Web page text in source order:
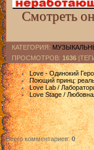
10
11
12
Смотреть
КАТЕГОРИЯ:
ПРОСМОТРОВ: 1636
Love - Одинокий
Поющий принц:
Love Lab /
Love Stage /
Всего комментариев:0